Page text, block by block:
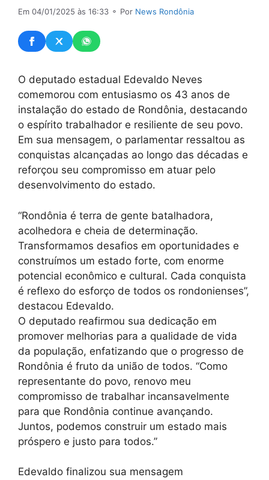
Em 04/01/2025 às 16:33 ⚬ Por News Rondônia
O deputado estadual Edevaldo Neves
comemorou com entusiasmo os 43 anos de
instalação do estado de Rondônia, destacando
o espírito trabalhador e resiliente de seu povo.
Em sua mensagem, o parlamentar ressaltou as
conquistas alcançadas ao longo das décadas e
reforçou seu compromisso em atuar pelo
desenvolvimento do estado.
“Rondônia é terra de gente batalhadora,
acolhedora e cheia de determinação.
Transformamos desafios em oportunidades e
construímos um estado forte, com enorme
potencial econômico e cultural. Cada conquista
é reflexo do esforço de todos os rondonienses”,
destacou Edevaldo.
O deputado reafirmou sua dedicação em
promover melhorias para a qualidade de vida
da população, enfatizando que o progresso de
Rondônia é fruto da união de todos. “Como
representante do povo, renovo meu
compromisso de trabalhar incansavelmente
para que Rondônia continue avançando.
Juntos, podemos construir um estado mais
próspero e justo para todos.”
Edevaldo finalizou sua mensagem